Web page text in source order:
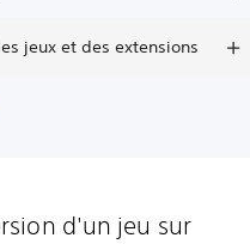
jeux et des extensions
d'un jeu sur